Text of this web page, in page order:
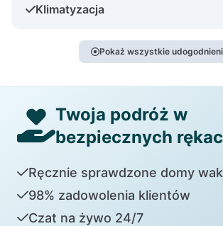
Klimatyzacja
Pokaż wszystkie
Twoja podróż w
bezpiecznych
Ręcznie sprawdzone domy
98% zadowolenia klientów
Czat na żywo 24/7